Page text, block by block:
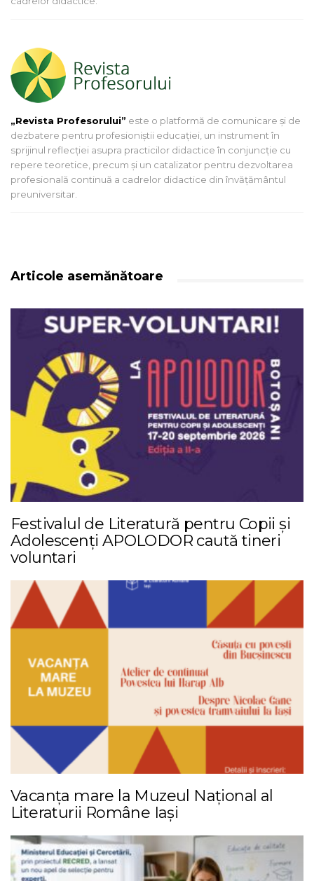
„Revista Profesorului” este o platformă de comunicare și de
dezbatere pentru profesioniștii educației, un instrument în
sprijinul reflecției asupra practicilor didactice în conjuncție cu
repere teoretice, precum și un catalizator pentru dezvoltarea
profesională continuă a cadrelor didactice din învățământul
preuniversitar.
Articole asemănătoare
Festivalul de Literatură pentru Copii și
Adolescenți APOLODOR caută tineri
voluntari
Vacanța mare la Muzeul Național al
Literaturii Române Iași